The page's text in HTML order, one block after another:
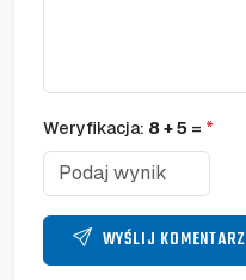
Weryfikacja: 8 + 5 = *
WYŚLIJ KOMENTARZ